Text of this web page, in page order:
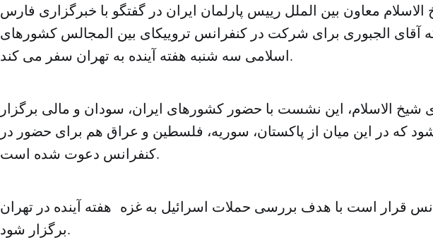
معاون بین الملل رییس پارلمان ایران در گفتگو با خبرگزاری فارس
آقای الجبوری برای شرکت در کنفرانس تروییکای بین المجالس کشورهای
اسلامی سه شنبه هفته آینده به تهران سفر می کند.
شیخ الاسلام، این نشست با حضور کشورهای ایران، سودان و مالی برگزار
که در این میان از پاکستان، سوریه، فلسطین و عراق هم برای حضور در
کنفرانس دعوت شده است.
قرار است با هدف بررسی حملات اسرائیل به غزه هفته آینده در تهران
برگزار شود.